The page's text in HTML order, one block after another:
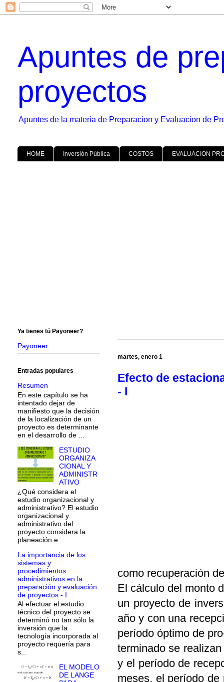
Apuntes de
proyectos
Apuntes de la materia de Preparacion y Evaluacion de
HOME Inversión Pública COSTOS EVALUACION
martes, enero 1
Efecto de
- I
como recuperación
El cálculo del monto
un proyecto de
año y con una
período óptimo de
terminado se
y el período de
meses, el período de
Ya tienes tú Payoneer?
Payoneer
Entradas populares
Resumen
En este capítulo se ha
intentado dejar de
manifiesto que la decisión
de la localización de un
proyecto es determinante
en el desarrollo de ...
ESTUDIO
ORGANIZA
CIONAL Y
ADMINISTR
ATIVO
¿Qué considera el
estudio organizacional y
administrativo? El estudio
organizacional y
administrativo del
proyecto considera la
planeación e...
La importancia de los
sistemas y
procedimientos
administrativos en la
preparación y evaluación
de proyectos - I
Al efectuar el estudio
técnico del proyecto se
determinó no tan sólo la
inversión que la
tecnología incorporada al
proyecto requería para
s...
EL MODELO
DE LANGE